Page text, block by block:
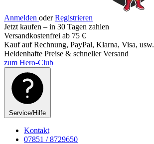
Anmelden oder Registrieren
Jetzt kaufen – in 30 Tagen zahlen
Versandkostenfrei ab 75 €
Kauf auf Rechnung, PayPal, Klarna, Visa, usw.
Heldenhafte Preise & schneller Versand
zum Hero-Club
Service/Hilfe
Kontakt
07851 / 8729650